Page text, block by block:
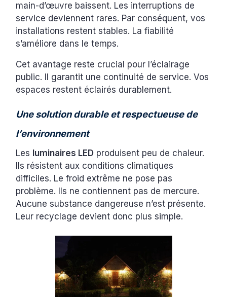
main-d’œuvre baissent. Les interruptions de
service deviennent rares. Par conséquent, vos
installations restent stables. La fiabilité
s’améliore dans le temps.
Cet avantage reste crucial pour l’éclairage
public. Il garantit une continuité de service. Vos
espaces restent éclairés durablement.
Une solution durable et respectueuse de
l’environnement
Les luminaires LED produisent peu de chaleur.
Ils résistent aux conditions climatiques
difficiles. Le froid extrême ne pose pas
problème. Ils ne contiennent pas de mercure.
Aucune substance dangereuse n’est présente.
Leur recyclage devient donc plus simple.